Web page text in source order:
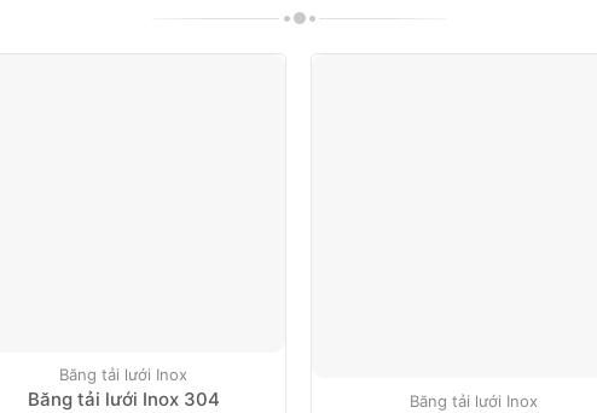
Băng tải lưới Inox
Băng tải lưới Inox 304 Băng tải lưới Inox